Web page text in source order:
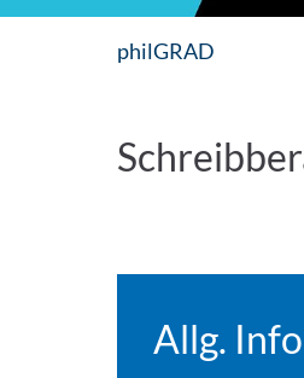
philGRAD
Allg.